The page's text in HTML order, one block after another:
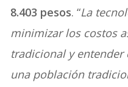
8.403 pesos. “La
minimizar los costos
tradicional y
una población